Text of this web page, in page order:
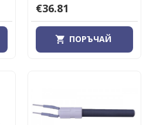
€36.81
ПОРЪЧАЙ